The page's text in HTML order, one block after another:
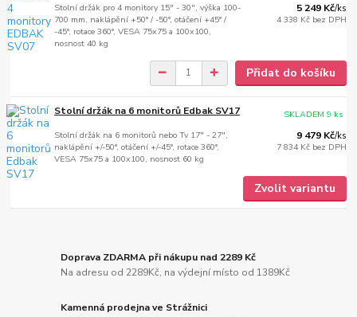
Stolní držák pro 4 monitory 15" - 30", výška 100-
700 mm, naklápění +50° / -50°, otáčení +45° /
-45°, rotace 360°, VESA 75x75 a 100x100,
nosnost 40 kg
5 249 Kč/ks
4 338 Kč bez DPH
Přidat do košíku
Stolní držák na 6 monitorů Edbak SV17
Stolní držák na 6 monitorů nebo Tv 17" - 27",
naklápění +/-50°, otáčení +/-45°, rotace 360°,
VESA 75x75 a 100x100, nosnost 60 kg
9 479 Kč/ks
7 834 Kč bez DPH
SKLADEM 9 ks
Zvolit variantu
Doprava ZDARMA při nákupu nad 2289 Kč
Na adresu od 2289Kč, na výdejní místo od 1389Kč
Kamenná prodejna ve Strážnici